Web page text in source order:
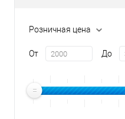
Розничная цена
От До